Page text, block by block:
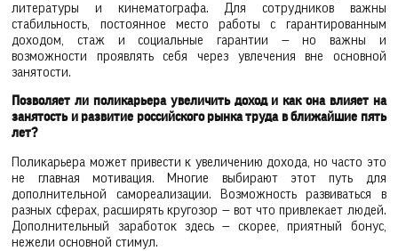
литературы и кинематографа. Для сотрудников важны
стабильность, постоянное место работы с гарантированным
доходом, стаж и социальные гарантии — но важны и
возможности проявлять себя через увлечения вне основной
занятости.
Позволяет ли поликарьера увеличить доход и как она влияет на
занятость и развитие российского рынка труда в ближайшие пять
лет?
Поликарьера может привести к увеличению дохода, но часто это
не главная мотивация. Многие выбирают этот путь для
дополнительной самореализации. Возможность развиваться в
разных сферах, расширять кругозор — вот что привлекает людей.
Дополнительный заработок здесь — скорее, приятный бонус,
нежели основной стимул.